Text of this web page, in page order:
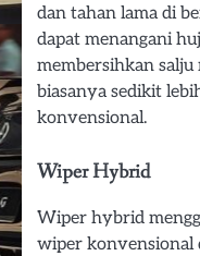
dan tahan lama di
dapat menangani
membersihkan
biasanya sedikit
konvensional.
Wiper Hybrid
Wiper hybrid
wiper konvensional